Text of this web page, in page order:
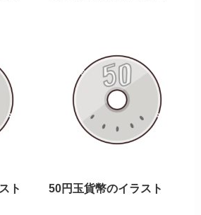
ト 50円玉貨幣のイラスト